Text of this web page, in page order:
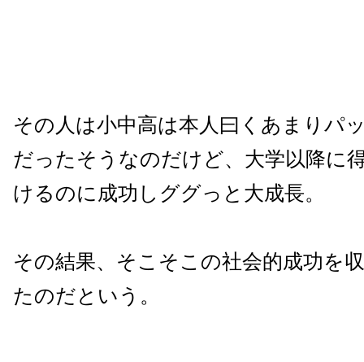
その人は小中高は本人曰くあまりパ
だったそうなのだけど、大学以降に
けるのに成功しググっと大成長。
その結果、そこそこの社会的成功を
たのだという。